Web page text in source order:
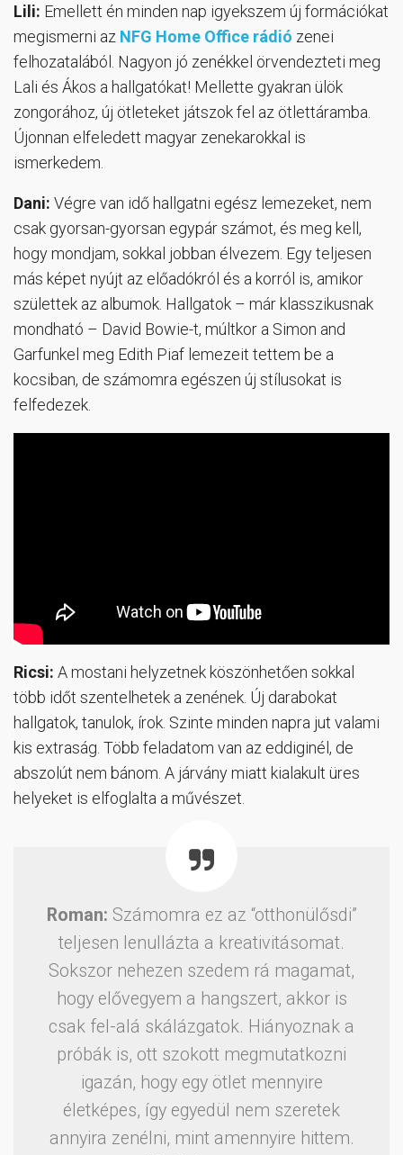
Lili: Emellett én minden nap igyekszem új formációkat
megismerni az NFG Home Office rádió zenei
felhozatalából. Nagyon jó zenékkel örvendezteti meg
Lali és Ákos a hallgatókat! Mellette gyakran ülök
zongorához, új ötleteket játszok fel az ötlettáramba.
Újonnan elfeledett magyar zenekarokkal is
ismerkedem.
Dani: Végre van idő hallgatni egész lemezeket, nem
csak gyorsan-gyorsan egypár számot, és meg kell,
hogy mondjam, sokkal jobban élvezem. Egy teljesen
más képet nyújt az előadókról és a korról is, amikor
születtek az albumok. Hallgatok – már klasszikusnak
mondható – David Bowie-t, múltkor a Simon and
Garfunkel meg Edith Piaf lemezeit tettem be a
kocsiban, de számomra egészen új stílusokat is
felfedezek.
Ricsi: A mostani helyzetnek köszönhetően sokkal
több időt szentelhetek a zenének. Új darabokat
hallgatok, tanulok, írok. Szinte minden napra jut valami
kis extraság. Több feladatom van az eddiginél, de
abszolút nem bánom. A járvány miatt kialakult üres
helyeket is elfoglalta a művészet.
Roman: Számomra ez az “otthonülősdi”
teljesen lenullázta a kreativitásomat.
Sokszor nehezen szedem rá magamat,
hogy elővegyem a hangszert, akkor is
csak fel-alá skálázgatok. Hiányoznak a
próbák is, ott szokott megmutatkozni
igazán, hogy egy ötlet mennyire
életképes, így egyedül nem szeretek
annyira zenélni, mint amennyire hittem.